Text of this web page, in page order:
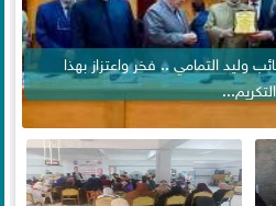
وليد التمامي .. فخر واعتزاز بهذا
التكريم...